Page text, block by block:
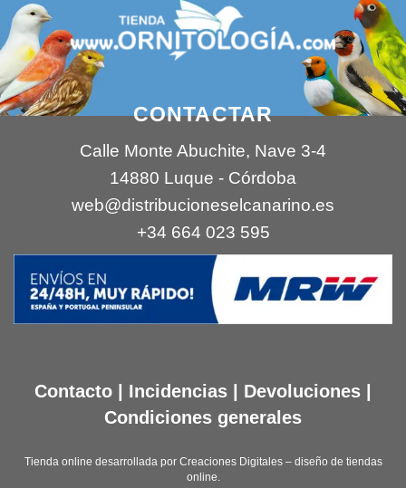
CONTACTAR
Calle Monte Abuchite, Nave 3-4
14880 Luque - Córdoba
web@distribucioneselcanarino.es
+34 664 023 595
Contacto Incidencias Devoluciones
Condiciones generales
Tienda online desarrollada por Creaciones Digitales – diseño de tiendas
online.